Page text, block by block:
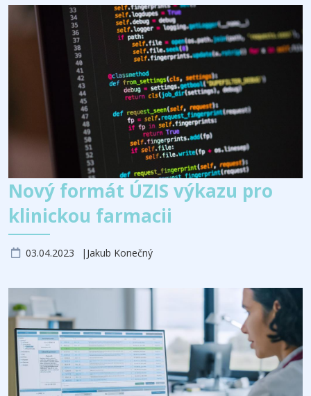
Nový formát ÚZIS výkazu pro
klinickou farmacii
03.04.2023 Jakub Konečný